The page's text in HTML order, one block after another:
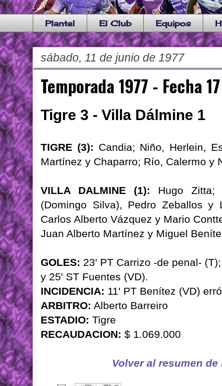
Plantel El Club Equipos
sábado, 11 de junio de 1977
Temporada 1977 - Fecha 17
Tigre 3 - Villa Dálmine 1
TIGRE (3): Candia; Niño, Herlein,
Martínez y Chaparro; Río, Calermo y
VILLA DALMINE (1): Hugo Zitta;
(Domingo Silva), Pedro Zeballos y
Carlos Alberto Vázquez y Mario
Juan Alberto Martínez y Miguel
GOLES: 23' PT Carrizo -de penal-
y 25' ST Fuentes (VD).
INCIDENCIA: 11' PT Benítez (VD)
ARBITRO: Alberto Barreiro
ESTADIO: Tigre
RECAUDACION: $ 1.069.000
Volver al resumen